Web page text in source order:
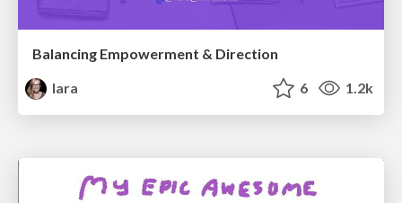
Balancing Empowerment & Direction
lara
6 1.2k